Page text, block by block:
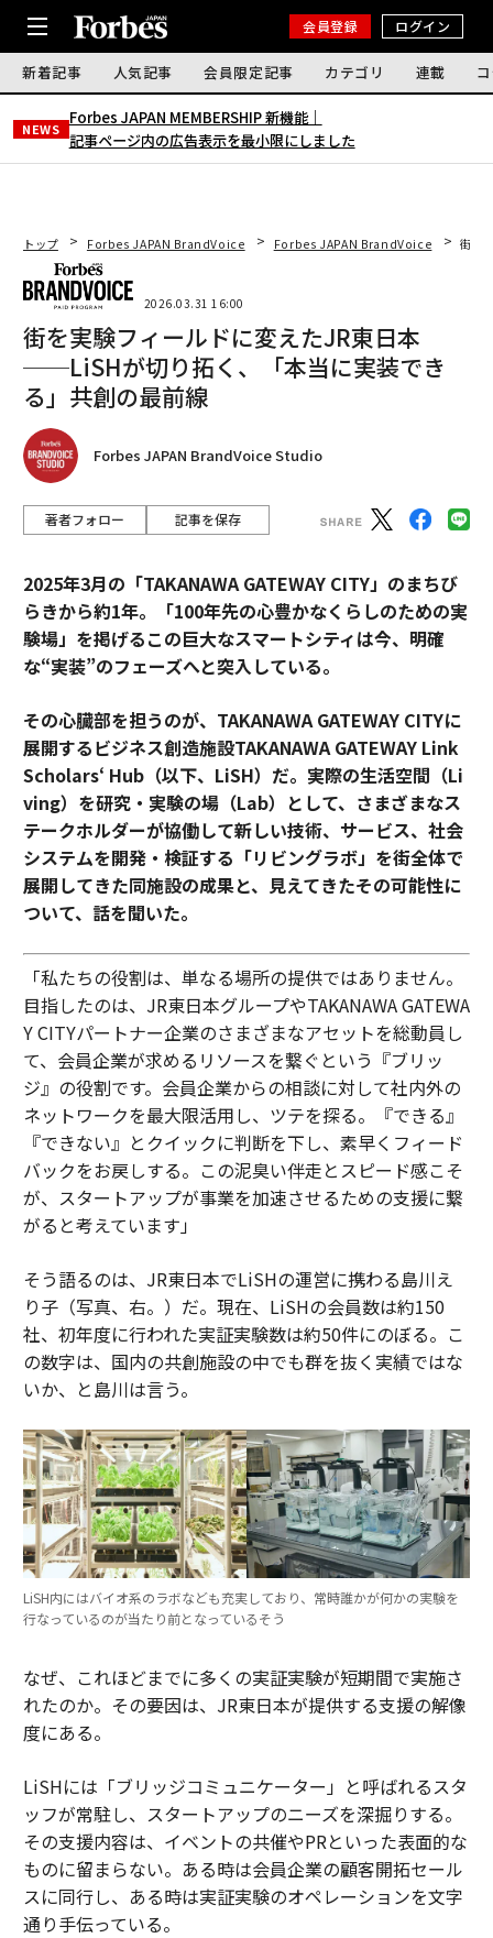
会員登録 ログイン
新着記事 人気記事 会員限定記事 カテゴリ 連載
NEWS
Forbes JAPAN MEMBERSHIP 新機能｜
記事ページ内の広告表示を最小限にしました
トップ Forbes JAPAN BrandVoice Forbes JAPAN BrandVoice 街を
2026.03.31 16:00
街を実験フィールドに変えたJR東日本
──LiSHが切り拓く、「本当に実装でき
る」共創の最前線
Forbes JAPAN BrandVoice Studio
著者フォロー 記事を保存
2025年3月の「TAKANAWA GATEWAY CITY」のまちび
らきから約1年。「100年先の心豊かなくらしのための実
験場」を掲げるこの巨大なスマートシティは今、明確
な“実装”のフェーズへと突入している。
その心臓部を担うのが、TAKANAWA GATEWAY CITYに
展開するビジネス創造施設TAKANAWA GATEWAY Link
Scholars‘ Hub（以下、LiSH）だ。 実際の生活空間（Li
ving）を研究・実験の場（Lab）として、さまざまなス
テークホルダーが協働して新しい技術、サービス、社会
システムを開発・検証する「リビングラボ」を街全体で
展開してきた同施設の成果と、見えてきたその可能性に
ついて、話を聞いた。
「私たちの役割は、単なる場所の提供ではありません。
目指したのは、JR東日本グループやTAKANAWA GATEWA
Y CITYパートナー企業のさまざまなアセットを総動員し
て、会員企業が求めるリソースを繋ぐという『ブリッ
ジ』の役割です。会員企業からの相談に対して社内外の
ネットワークを最大限活用し、ツテを探る。『できる』
『できない』とクイックに判断を下し、素早くフィード
バックをお戻しする。この泥臭い伴走とスピード感こそ
が、スタートアップが事業を加速させるための支援に繋
がると考えています」
そう語るのは、JR東日本でLiSHの運営に携わる島川え
り子（写真、右。）だ。現在、LiSHの会員数は約150
社、初年度に行われた実証実験数は約50件にのぼる。こ
の数字は、国内の共創施設の中でも群を抜く実績ではな
いか、と島川は言う。
LiSH内にはバイオ系のラボなども充実しており、常時誰かが何かの実験を
行なっているのが当たり前となっているそう
なぜ、これほどまでに多くの実証実験が短期間で実施さ
れたのか。その要因は、JR東日本が提供する支援の解像
度にある。
LiSHには「ブリッジコミュニケーター」と呼ばれるスタ
ッフが常駐し、スタートアップのニーズを深掘りする。
その支援内容は、イベントの共催やPRといった表面的な
ものに留まらない。ある時は会員企業の顧客開拓セール
スに同行し、ある時は実証実験のオペレーションを文字
通り手伝っている。